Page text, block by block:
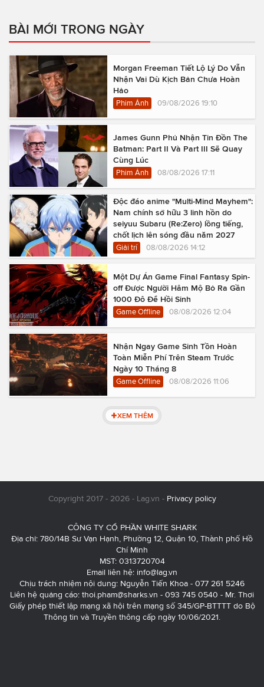
BÀI MỚI TRONG NGÀY
Morgan Freeman Tiết Lộ Lý Do Vẫn
Nhận Vai Dù Kịch Bản Chưa Hoàn
Hảo
Phim Ảnh 09/08/2026 19:10
James Gunn Phủ Nhận Tin Đồn The
Batman: Part II Và Part III Sẽ Quay
Cùng Lúc
Phim Ảnh 08/08/2026 17:11
Độc đáo anime "Multi-Mind Mayhem":
Nam chính sở hữu 3 linh hồn do
seiyuu Subaru (Re:Zero) lồng tiếng,
chốt lịch lên sóng đầu năm 2027
Giải trí 08/08/2026 14:12
Một Dự Án Game Final Fantasy Spin-
off Được Người Hâm Mộ Bỏ Ra Gần
1000 Đô Để Hồi Sinh
Game Offline 08/08/2026 12:04
Nhận Ngay Game Sinh Tồn Hoàn
Toàn Miễn Phí Trên Steam Trước
Ngày 10 Tháng 8
Game Offline 08/08/2026 11:06
XEM THÊM
Copyright 2017 - 2026 - Lag.vn - Privacy policy
CÔNG TY CỔ PHẦN WHITE SHARK
Địa chỉ: 780/14B Sư Vạn Hạnh, Phường 12, Quận 10, Thành phố Hồ
Chí Minh
MST: 0313720704
Email liên hệ: info@lag.vn
Chịu trách nhiệm nội dung: Nguyễn Tiến Khoa - 077 261 5246
Liên hệ quảng cáo: thoi.pham@sharks.vn - 093 745 0540 - Mr. Thơi
Giấy phép thiết lập mạng xã hội trên mạng số 345/GP-BTTTT do Bộ
Thông tin và Truyền thông cấp ngày 10/06/2021.